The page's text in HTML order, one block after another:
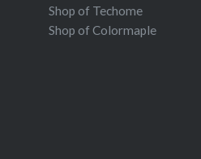
Shop of Techome
Shop of Colormaple